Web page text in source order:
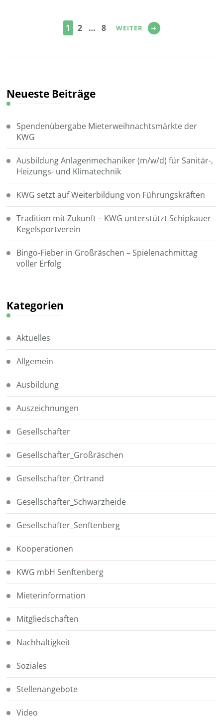
SEITE
1 SEITE
2 … SEITE
8 WEITER
Neueste Beiträge
Spendenübergabe Mieterweihnachtsmärkte der
KWG
Ausbildung Anlagenmechaniker (m/w/d) für Sanitär-,
Heizungs- und Klimatechnik
KWG setzt auf Weiterbildung von Führungskräften
Tradition mit Zukunft – KWG unterstützt Schipkauer
Kegelsportverein
Bingo-Fieber in Großräschen – Spielenachmittag
voller Erfolg
Kategorien
Aktuelles
Allgemein
Ausbildung
Auszeichnungen
Gesellschafter
Gesellschafter_Großräschen
Gesellschafter_Ortrand
Gesellschafter_Schwarzheide
Gesellschafter_Senftenberg
Kooperationen
KWG mbH Senftenberg
Mieterinformation
Mitgliedschaften
Nachhaltigkeit
Soziales
Stellenangebote
Video